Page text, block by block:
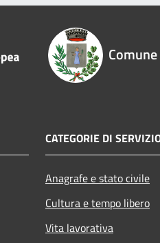
CATEGORIE DI
Anagrafe e stato civile
Cultura e tempo libero
Vita lavorativa